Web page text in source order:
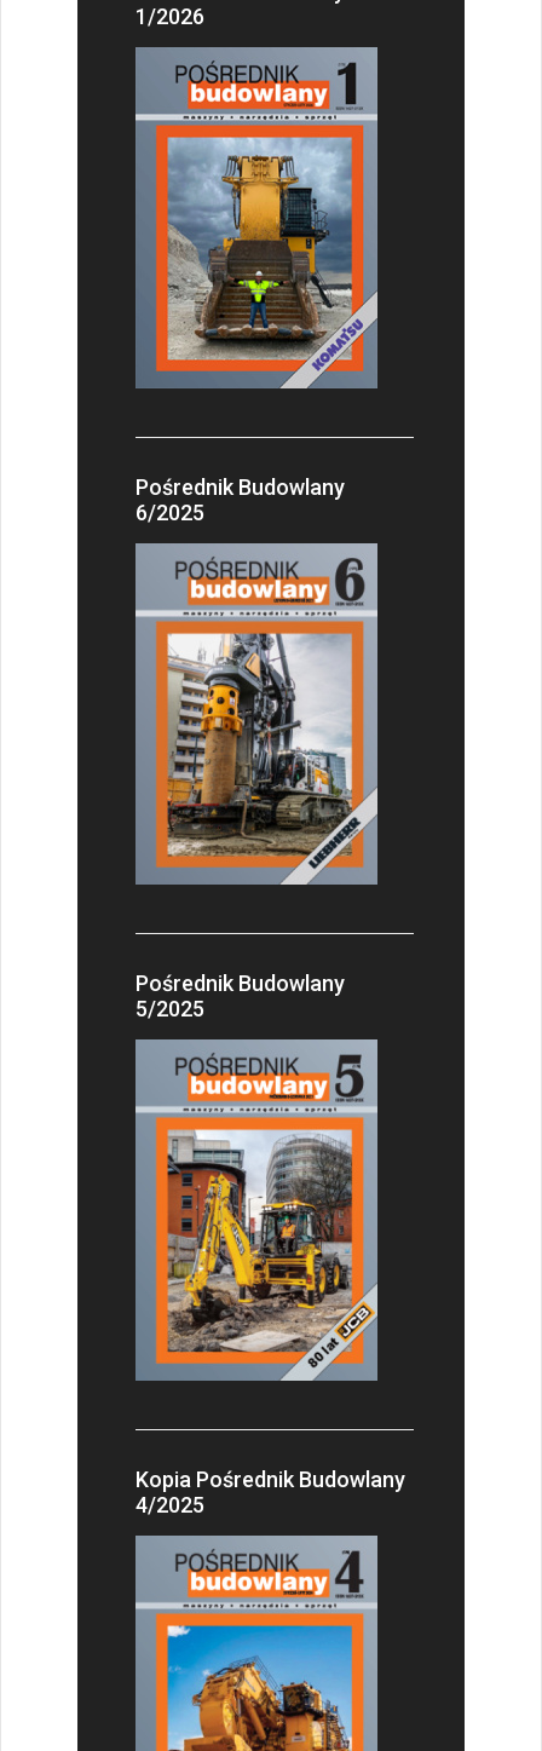
1/2026
Pośrednik Budowlany
6/2025
Pośrednik Budowlany
5/2025
Kopia Pośrednik Budowlany
4/2025